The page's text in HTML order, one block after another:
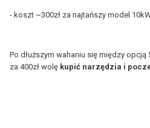
- koszt ~300zł za najtańszy model
Po dłuższym wahaniu się między opcją
za 400zł wolę kupić narzędzia i